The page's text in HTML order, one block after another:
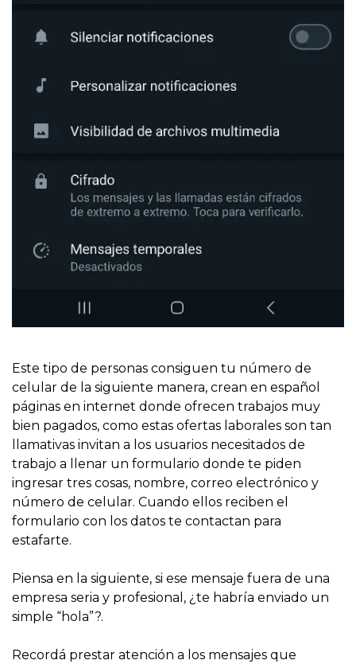
Este tipo de personas consiguen tu número de
celular de la siguiente manera, crean en español
páginas en internet donde ofrecen trabajos muy
bien pagados, como estas ofertas laborales son tan
llamativas invitan a los usuarios necesitados de
trabajo a llenar un formulario donde te piden
ingresar tres cosas, nombre, correo electrónico y
número de celular. Cuando ellos reciben el
formulario con los datos te contactan para
estafarte.
Piensa en la siguiente, si ese mensaje fuera de una
empresa seria y profesional, ¿te habría enviado un
simple “hola”?.
Recordá prestar atención a los mensajes que